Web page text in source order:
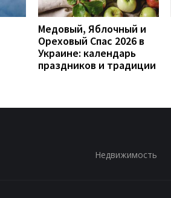
Медовый, Яблочный и
Ореховый Спас 2026 в
Украине: календарь
праздников и традиции
Недвижимость